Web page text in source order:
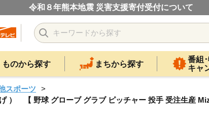
令和８年熊本地震 災害支援寄付受付について
ものから探す まちから探す
番組
キャ
スポーツ
【 野球 グローブ グラブ ピッチャー 投手 受注生産